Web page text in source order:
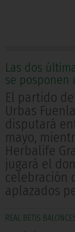
Las dos
se posponen
El partido
Urbas
disputará
mayo,
Herbalife
jugará el
celebración
aplazados
REAL BETIS